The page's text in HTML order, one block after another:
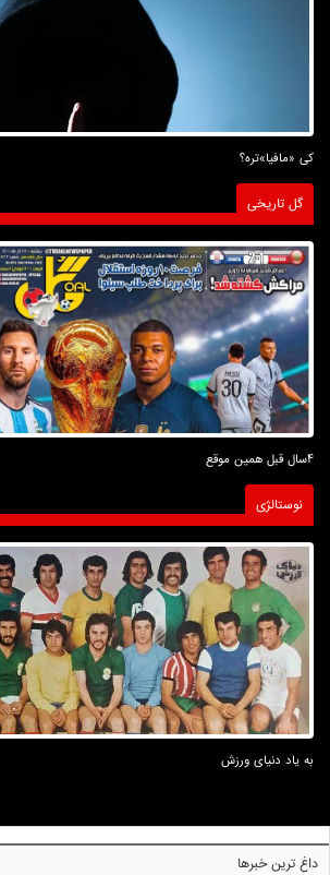
کی «مافیا»تره؟
گل تاریخی
4سال قبل همین موقع
نوستالژی
به یاد دنیای ورزش
داغ ترین خبرها